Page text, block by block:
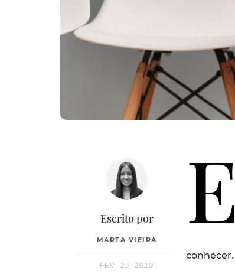
Escrito por
MARTA VIEIRA
FEV. 25, 2020
E
conhecer.